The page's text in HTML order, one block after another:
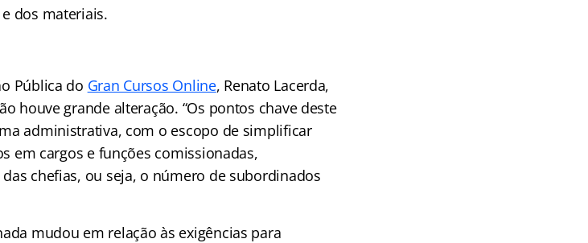
dos materiais.
Pública do Gran Cursos Online, Renato Lacerda,
houve grande alteração. “Os pontos chave deste
administrativa, com o escopo de simplificar
em cargos e funções comissionadas,
chefias, ou seja, o número de subordinados
mudou em relação às exigências para